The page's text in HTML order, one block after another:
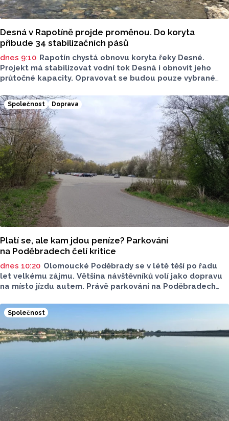
Desná v Rapotíně projde proměnou. Do koryta
přibude 34 stabilizačních pásů
dnes 9:10 Rapotín chystá obnovu koryta řeky Desné.
Projekt má stabilizovat vodní tok Desná i obnovit jeho
průtočné kapacity. Opravovat se budou pouze vybrané
samostatných stavebních projektů.
Společnost Doprava
Platí se, ale kam jdou peníze? Parkování
na Poděbradech čelí kritice
dnes 10:20 Olomoucké Poděbrady se v létě těší po řadu
let velkému zájmu. Většina návštěvníků volí jako dopravu
na místo jízdu autem. Právě parkování na Poděbradech
Na konci června vznikla na Facebooku stránka s názvem
Poděbrady bez závor a nelegálního parkovného, která
upozorňuje na nevyhovujcí situaci s parkováním
u oblíbeného olomouckého letoviska. Za iniciativou stojí
zastupitel města Olomouce, na jeho přání nebudeme
Společnost